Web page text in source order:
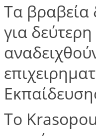
Τα βραβεία
για
Το